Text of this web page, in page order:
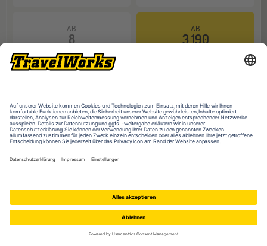
AB
8
WOCHEN
AB
3.190
Was willst du machen?
Reisen & Arbeiten
Freiwilligenarbeit
Lateinamerika
Costa Rica Freiwilligenarbeit